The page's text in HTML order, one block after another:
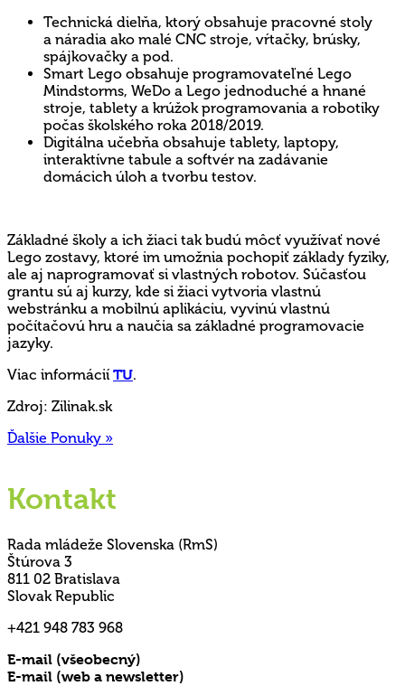
Technická dielňa, ktorý obsahuje pracovné stoly
a náradia ako malé CNC stroje, vŕtačky, brúsky,
spájkovačky a pod.
Smart Lego obsahuje programovateľné Lego
Mindstorms, WeDo a Lego jednoduché a hnané
stroje, tablety a krúžok programovania a robotiky
počas školského roka 2018/2019.
Digitálna učebňa obsahuje tablety, laptopy,
interaktívne tabule a softvér na zadávanie
domácich úloh a tvorbu testov.
Základné školy a ich žiaci tak budú môcť využívať nové
Lego zostavy, ktoré im umožnia pochopiť základy fyziky,
ale aj naprogramovať si vlastných robotov. Súčasťou
grantu sú aj kurzy, kde si žiaci vytvoria vlastnú
webstránku a mobilnú aplikáciu, vyvinú vlastnú
počítačovú hru a naučia sa základné programovacie
jazyky.
Viac informácií TU.
Zdroj: Zilinak.sk
Ďalšie Ponuky »
Kontakt
Rada mládeže Slovenska (RmS)
Štúrova 3
811 02 Bratislava
Slovak Republic
+421 948 783 968
E-mail (všeobecný)
E-mail (web a newsletter)